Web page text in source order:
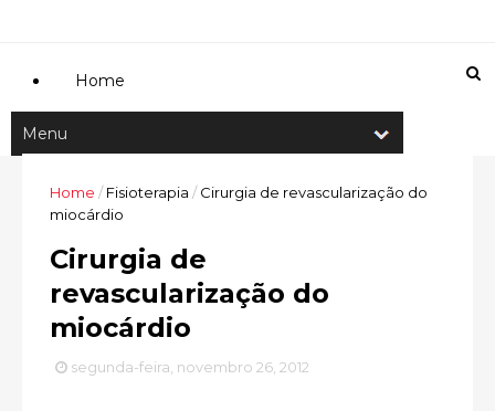
Home
Home /Fisioterapia / Cirurgia de revascularização do
miocárdio
Cirurgia de
revascularização do
miocárdio
segunda-feira, novembro 26, 2012